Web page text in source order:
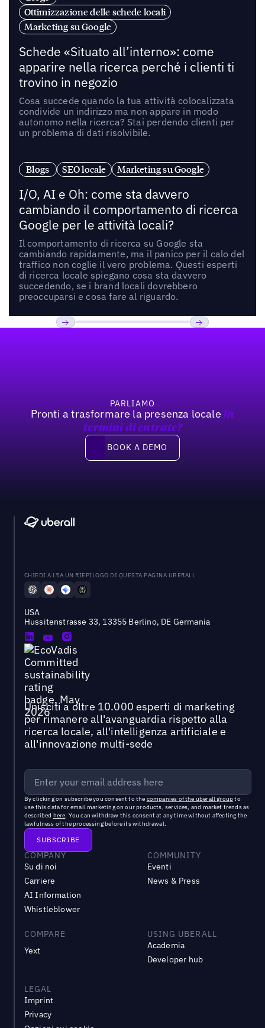
Ottimizzazione delle schede locali
Marketing su Google
Schede «Situato all’interno»: come
apparire nella ricerca perché i clienti ti
trovino in negozio
Cosa succede quando la tua attività colocalizzata
condivide un indirizzo ma non appare in modo
autonomo nella ricerca? Stai perdendo clienti per
un problema di dati risolvibile.
Blogs SEO locale Marketing su Google
I/O, AI e Oh: come sta davvero
cambiando il comportamento di ricerca
Google per le attività locali?
Il comportamento di ricerca su Google sta
cambiando rapidamente, ma il panico per il calo del
traffico non coglie il vero problema. Questi esperti
di ricerca locale spiegano cosa sta davvero
succedendo, se i brand locali dovrebbero
preoccuparsi e cosa fare al riguardo.
PARLIAMO
Pronti a trasformare la presenza locale In
termini di entrate?
Book a demo
BOOK A DEMO
CHIEDI A L'IA UN RIEPILOGO DI QUESTA PAGINA UBERALL
USA
Hussitenstrasse 33, 13355 Berlino, DE Germania
Unisciti a oltre 10.000 esperti di marketing
per rimanere all'avanguardia rispetto alla
ricerca locale, all'intelligenza artificiale e
all'innovazione multi-sede
By clicking on subscribe you consent to the companies of the uberall groupto
use this data for email marketing on our products, services, and market trends as
described here. You can withdraw this consent at any time without affecting the
lawfulness of the processing before its withdrawal.
COMPANY
Su di noi
Carriere
AI Information
Whistleblower
COMMUNITY
Eventi
News & Press
COMPARE
Yext
USING UBERALL
Academia
Developer hub
LEGAL
Imprint
Privacy